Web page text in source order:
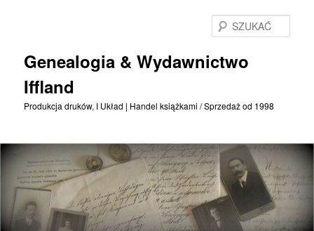
Genealogia & Wydawnictwo
Iffland
Produkcja druków, I Układ | Handel książkami / Sprzedaż od 1998